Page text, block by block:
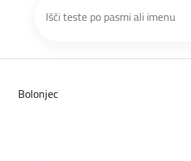
Bolonjec